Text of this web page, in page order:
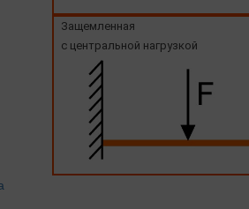
Защемленная
с центральной нагрузкой